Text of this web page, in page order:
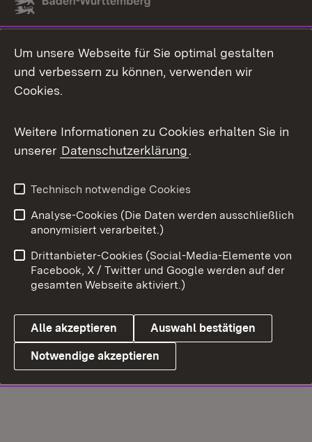
Link zum Landesportal
Um unsere Webseite für Sie optimal gestalten
und verbessern zu können, verwenden wir
Cookies.
Weitere Informationen zu Cookies erhalten Sie in
unserer Datenschutzerklärung.
Technisch notwendige Cookies
Analyse-Cookies (Die Daten werden ausschließlich
anonymisiert verarbeitet.)
Drittanbieter-Cookies (Social-Media-Elemente von
Facebook, X / Twitter und Google werden auf der
gesamten Webseite aktiviert.)
Alle akzeptieren Auswahl bestätigen
Notwendige akzeptieren